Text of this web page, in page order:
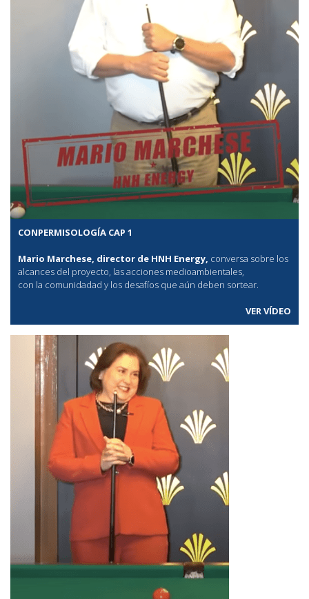
CONPERMISOLOGÍA CAP 1
Mario Marchese, director de HNH Energy, conversa sobre los
alcances del proyecto, las acciones medioambientales,
con la comunidadad y los desafíos que aún deben sortear.
VER VÍDEO